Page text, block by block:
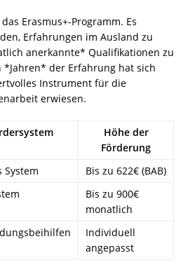
Erasmus+-Programm. Es
Erfahrungen im Ausland zu
anerkannte* Qualifikationen zu
der Erfahrung hat sich
Instrument für die
erwiesen.
Höhe der
Förderung
System
Bis zu 622€ (BAB)
Bis zu 900€
monatlich
Individuell
angepasst